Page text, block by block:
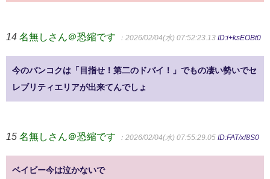
14 名無しさん＠恐縮です ：2026/02/04(水) 07:52:23.13 ID:i+ksEOBt0
今のバンコクは「目指せ！第二のドバイ！」でもの凄い勢いでセ
レブリティエリアが出来てんでしょ
15 名無しさん＠恐縮です ：2026/02/04(水) 07:55:29.05 ID:FAT/xf8S0
ベイビー今は泣かないで